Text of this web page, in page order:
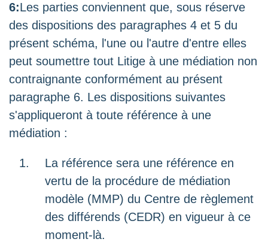
6:Les parties conviennent que, sous réserve
des dispositions des paragraphes 4 et 5 du
présent schéma, l'une ou l'autre d'entre elles
peut soumettre tout Litige à une médiation non
contraignante conformément au présent
paragraphe 6. Les dispositions suivantes
s'appliqueront à toute référence à une
médiation :
La référence sera une référence en
vertu de la procédure de médiation
modèle (MMP) du Centre de règlement
des différends (CEDR) en vigueur à ce
moment-là.